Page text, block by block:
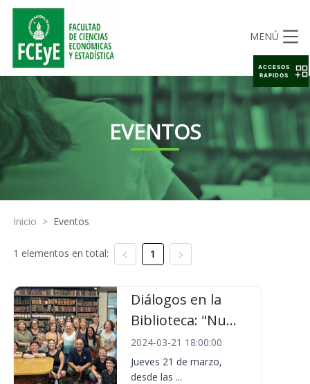
MENÚ
EVENTOS
Inicio > Eventos
1 elementos en total: 1
Diálogos en la
Biblioteca: "Nu...
2024-03-21 18:00:00
Jueves 21 de marzo,
desde las ...
ACCESOS
RAPIDOS